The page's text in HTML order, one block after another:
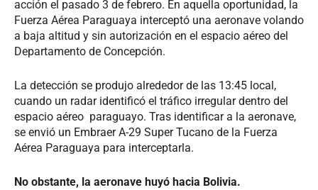
acción el pasado 3 de febrero. En aquella oportunidad, la
Fuerza Aérea Paraguaya interceptó una aeronave volando
a baja altitud y sin autorización en el espacio aéreo del
Departamento de Concepción.
La detección se produjo alrededor de las 13:45 local,
cuando un radar identificó el tráfico irregular dentro del
espacio aéreo paraguayo. Tras identificar a la aeronave,
se envió un Embraer A-29 Super Tucano de la Fuerza
Aérea Paraguaya para interceptarla.
No obstante, la aeronave huyó hacia Bolivia.